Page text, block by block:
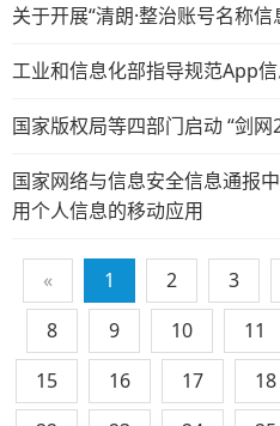
关于开展“清朗·整治账号名称
工业和信息化部指导规范App
国家版权局等四部门启动 “剑网
国家网络与信息安全信息通报
用个人信息的移动应用
« 1 2 3
8
9 10 11
15
16 17 18